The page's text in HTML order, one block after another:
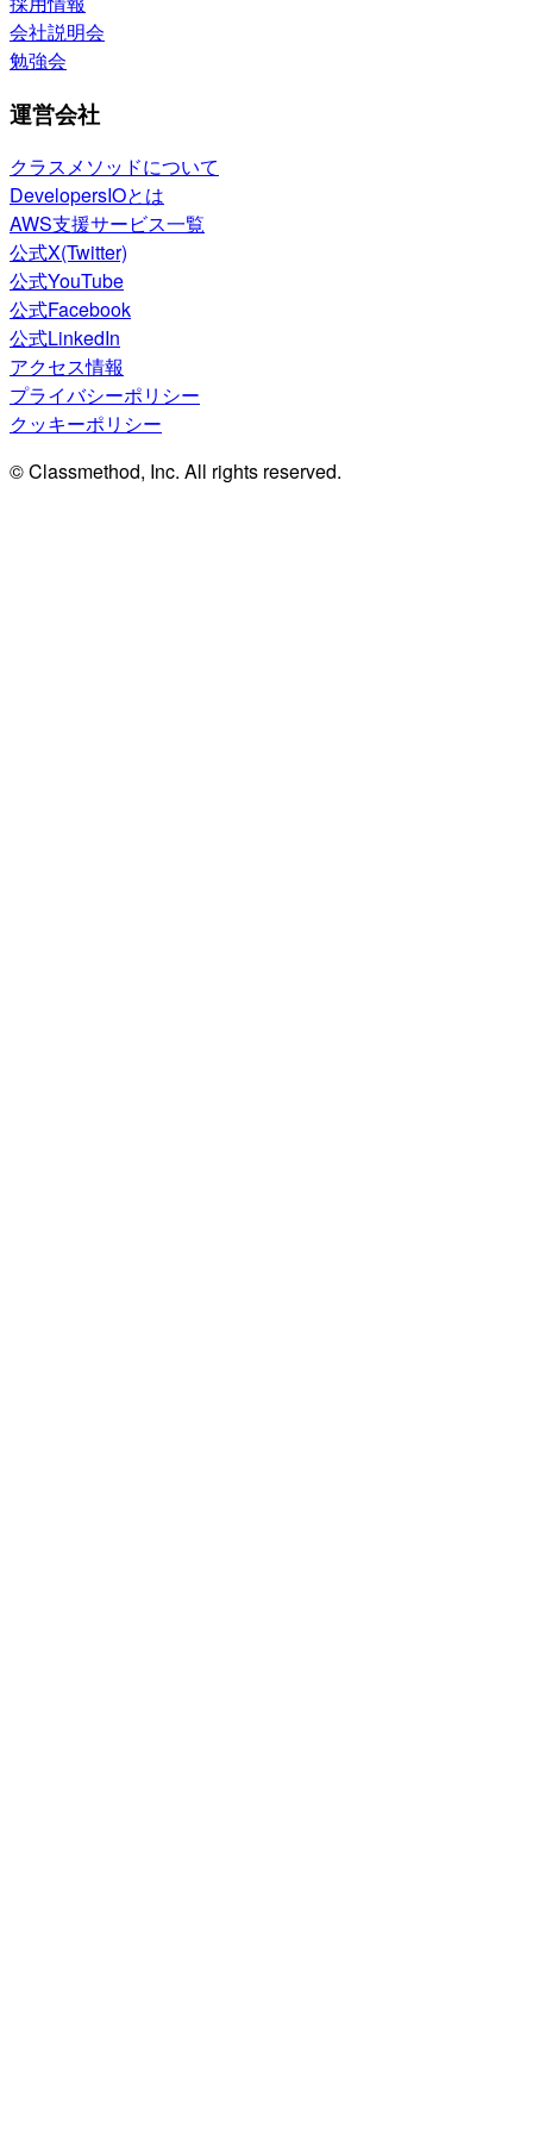
会社説明会
勉強会
運営会社
クラスメソッドについて
DevelopersIOとは
AWS支援サービス一覧
公式X(Twitter)
公式YouTube
公式Facebook
公式LinkedIn
アクセス情報
プライバシーポリシー
クッキーポリシー
© Classmethod, Inc. All rights reserved.